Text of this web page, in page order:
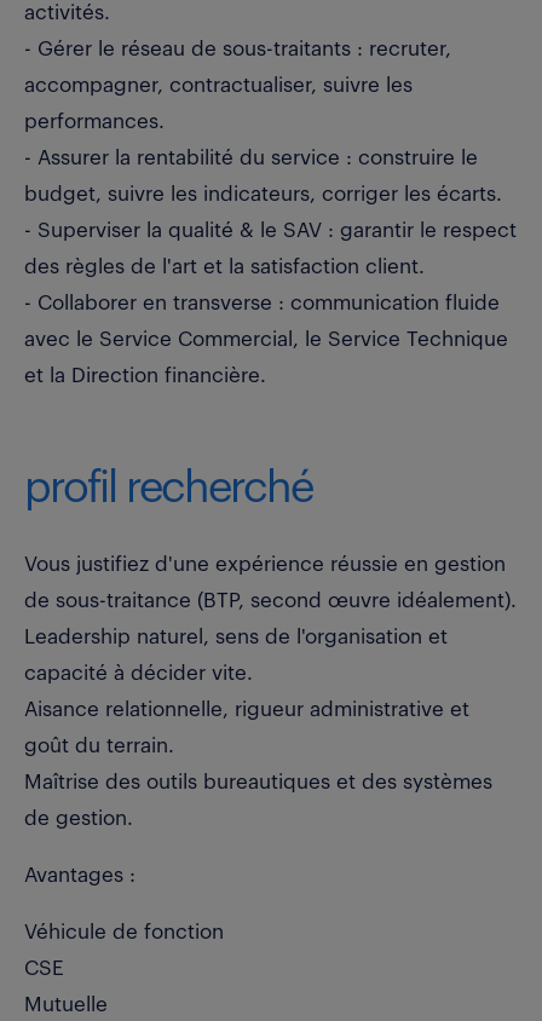
activités.
- Gérer le réseau de sous-traitants : recruter,
accompagner, contractualiser, suivre les
performances.
- Assurer la rentabilité du service : construire le
budget, suivre les indicateurs, corriger les écarts.
- Superviser la qualité & le SAV : garantir le respect
des règles de l'art et la satisfaction client.
- Collaborer en transverse : communication fluide
avec le Service Commercial, le Service Technique
et la Direction financière.
profil recherché
Vous justifiez d'une expérience réussie en gestion
de sous-traitance (BTP, second œuvre idéalement).
Leadership naturel, sens de l'organisation et
capacité à décider vite.
Aisance relationnelle, rigueur administrative et
goût du terrain.
Maîtrise des outils bureautiques et des systèmes
de gestion.
Avantages :
Véhicule de fonction
CSE
Mutuelle